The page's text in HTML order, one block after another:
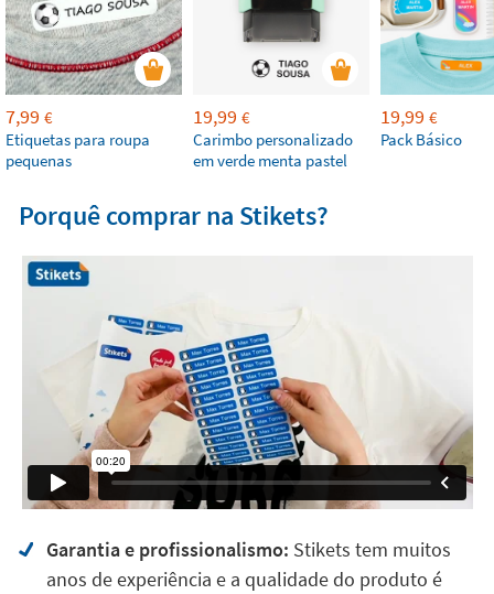
7,99 €
Etiquetas para roupa
pequenas
19,99 €
Carimbo personalizado
em verde menta pastel
19,99 €
Pack Básico
Porquê comprar na Stikets?
Garantia e profissionalismo: Stikets tem muitos
anos de experiência e a qualidade do produto é